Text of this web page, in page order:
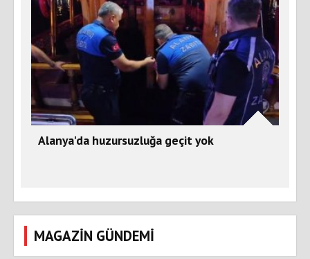
Alanya'da huzursuzluğa geçit yok
MAGAZİN GÜNDEMİ